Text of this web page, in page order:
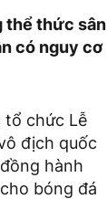
thể thức sân
có nguy cơ
tổ chức Lễ
địch quốc
hành
bóng đá